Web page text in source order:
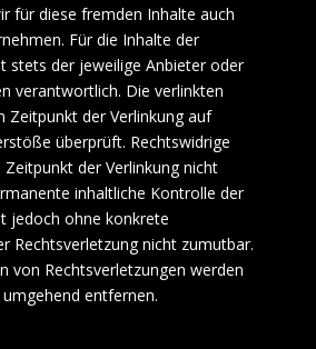
für diese fremden Inhalte auch
Für die Inhalte der
stets der jeweilige Anbieter oder
verantwortlich. Die verlinkten
Zeitpunkt der Verlinkung auf
überprüft. Rechtswidrige
der Verlinkung nicht
inhaltliche Kontrolle der
jedoch ohne konkrete
Rechtsverletzung nicht zumutbar.
von Rechtsverletzungen werden
entfernen.